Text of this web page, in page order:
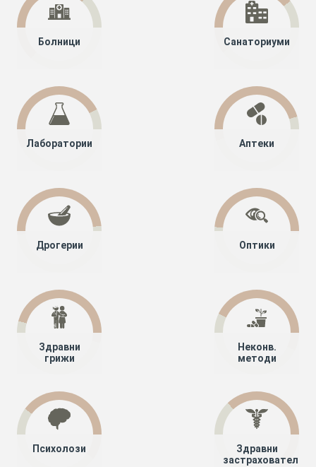
Болници Санаториуми
Лаборатории Аптеки
Дрогерии Оптики
Здравни
грижи
Неконв.
методи
Психолози
Здравни
застрахователи